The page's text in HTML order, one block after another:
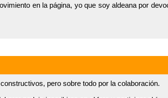
en la página, yo que soy aldeana por
pero sobre todo por la colaboración.